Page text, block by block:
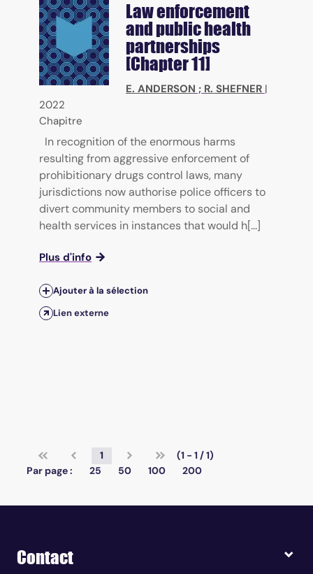
Law enforcement
and public health
partnerships
[Chapter 11]
E. ANDERSON ; R. SHEFNER |
2022
Chapitre
In recognition of the enormous harms
resulting from aggressive enforcement of
prohibitionary drugs control laws, many
jurisdictions now authorise police officers to
divert community members to social and
health services in instances that would h[...]
Plus d'info
Ajouter à la sélection
Lien externe
1
(1 - 1 / 1)
Par page :
25 50 100 200
Contact